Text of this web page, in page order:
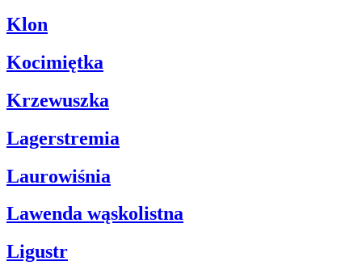
Klon
Kocimiętka
Krzewuszka
Lagerstremia
Laurowiśnia
Lawenda wąskolistna
Ligustr